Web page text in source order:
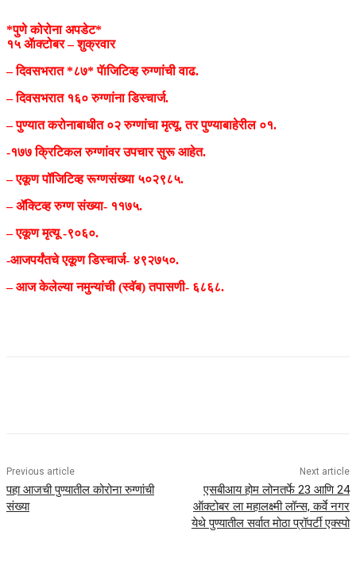
*पुणे कोरोना अपडेट*
१५ ॲाक्टोबर – शुक्रवार
– दिवसभरात *८७* पॅाजिटिव्ह रुग्णांची वाढ.
– दिवसभरात १६० रुग्णांना डिस्चार्ज.
– पुण्यात करोनाबाधीत ०२ रुग्णांचा मृत्यू. तर पुण्याबाहेरील ०१.
-१७७ क्रिटिकल रुग्णांवर उपचार सुरू आहेत.
– एकूण पॉजिटिव्ह रूग्णसंख्या ५०२९८५.
– ॲक्टिव्ह रुग्ण संख्या- ११७५.
– एकूण मृत्यू -९०६०.
-आजपर्यंतचे एकूण डिस्चार्ज- ४९२७५०.
– आज केलेल्या नमुन्यांची (स्वॅब) तपासणी- ६८६८.
Previous article
पहा आजची पुण्यातील कोरोना रुग्णांची
संख्या
Next article
एसबीआय होम लोनतर्फे 23 आणि 24
ऑक्टोबर ला महालक्ष्मी लॉन्स, कर्वे नगर
येथे पुण्यातील सर्वात मोठा प्रॉपर्टी एक्स्पो